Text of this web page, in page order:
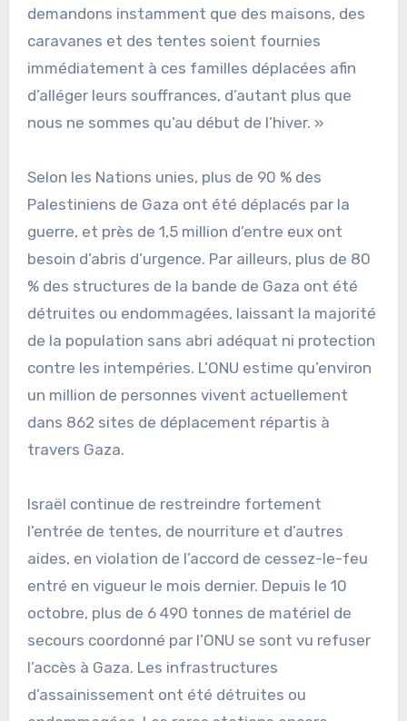
demandons instamment que des maisons, des
caravanes et des tentes soient fournies
immédiatement à ces familles déplacées afin
d’alléger leurs souffrances, d’autant plus que
nous ne sommes qu’au début de l’hiver. »
Selon les Nations unies, plus de 90 % des
Palestiniens de Gaza ont été déplacés par la
guerre, et près de 1,5 million d’entre eux ont
besoin d’abris d’urgence. Par ailleurs, plus de 80
% des structures de la bande de Gaza ont été
détruites ou endommagées, laissant la majorité
de la population sans abri adéquat ni protection
contre les intempéries. L’ONU estime qu’environ
un million de personnes vivent actuellement
dans 862 sites de déplacement répartis à
travers Gaza.
Israël continue de restreindre fortement
l’entrée de tentes, de nourriture et d’autres
aides, en violation de l’accord de cessez-le-feu
entré en vigueur le mois dernier. Depuis le 10
octobre, plus de 6 490 tonnes de matériel de
secours coordonné par l’ONU se sont vu refuser
l’accès à Gaza. Les infrastructures
d’assainissement ont été détruites ou